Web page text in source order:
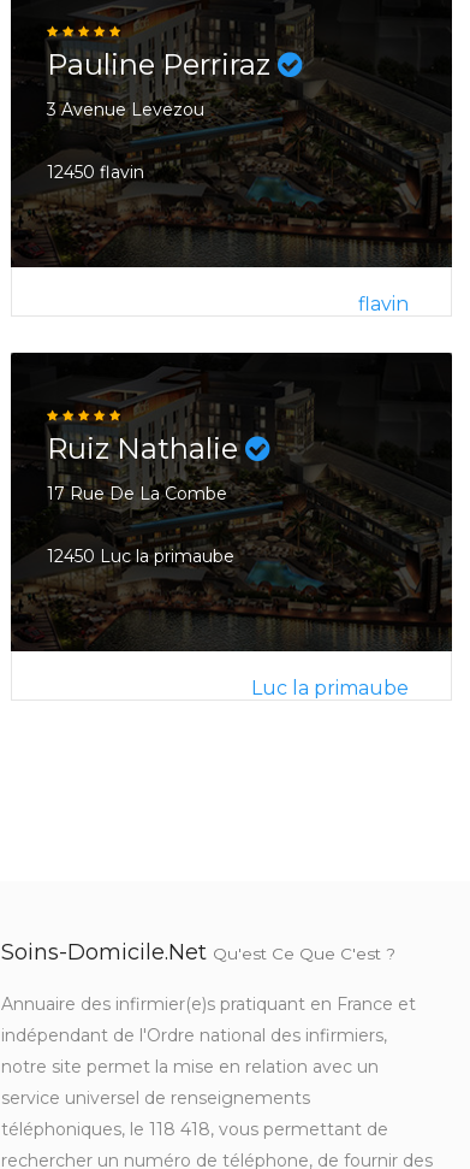
Pauline Perriraz
3 Avenue Levezou
12450 flavin
flavin
Ruiz Nathalie
17 Rue De La Combe
12450 Luc la primaube
Luc la primaube
Soins-Domicile.net Qu'est Ce Que C'est ?
Annuaire des infirmier(e)s pratiquant en France et
indépendant de l'Ordre national des infirmiers,
notre site permet la mise en relation avec un
service universel de renseignements
téléphoniques, le 118 418, vous permettant de
rechercher un numéro de téléphone, de fournir des